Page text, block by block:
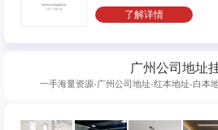
了解详情
广州公司地址
一手海量资源-广州公司地址-红本地址-白本